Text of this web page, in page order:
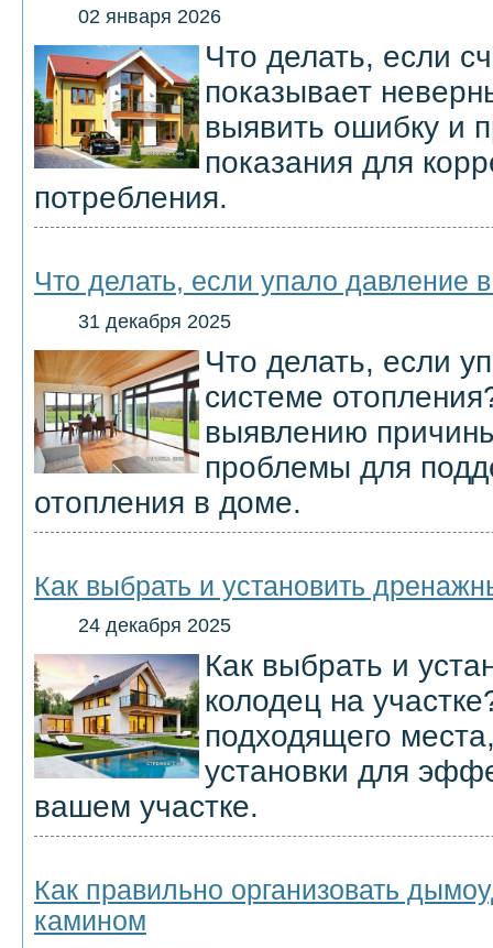
02 января 2026
Что делать, если
показывает
выявить ошибку и
показания для
потребления.
Что делать, если упало давление
31 декабря 2025
Что делать, если
системе
выявлению
проблемы для
отопления в доме.
Как выбрать и установить
24 декабря 2025
Как выбрать и
колодец на
подходящего
установки для
вашем участке.
Как правильно организовать
камином